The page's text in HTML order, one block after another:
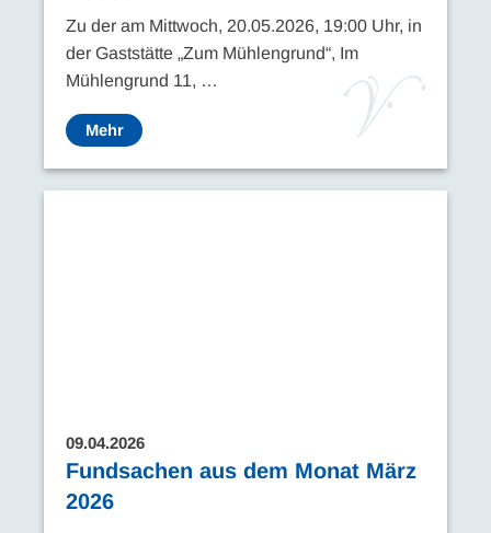
Zu der am Mittwoch, 20.05.2026, 19:00 Uhr, in
der Gaststätte „Zum Mühlengrund“, Im
Mühlengrund 11, …
Mehr
09.04.2026
Fundsachen aus dem Monat März
2026